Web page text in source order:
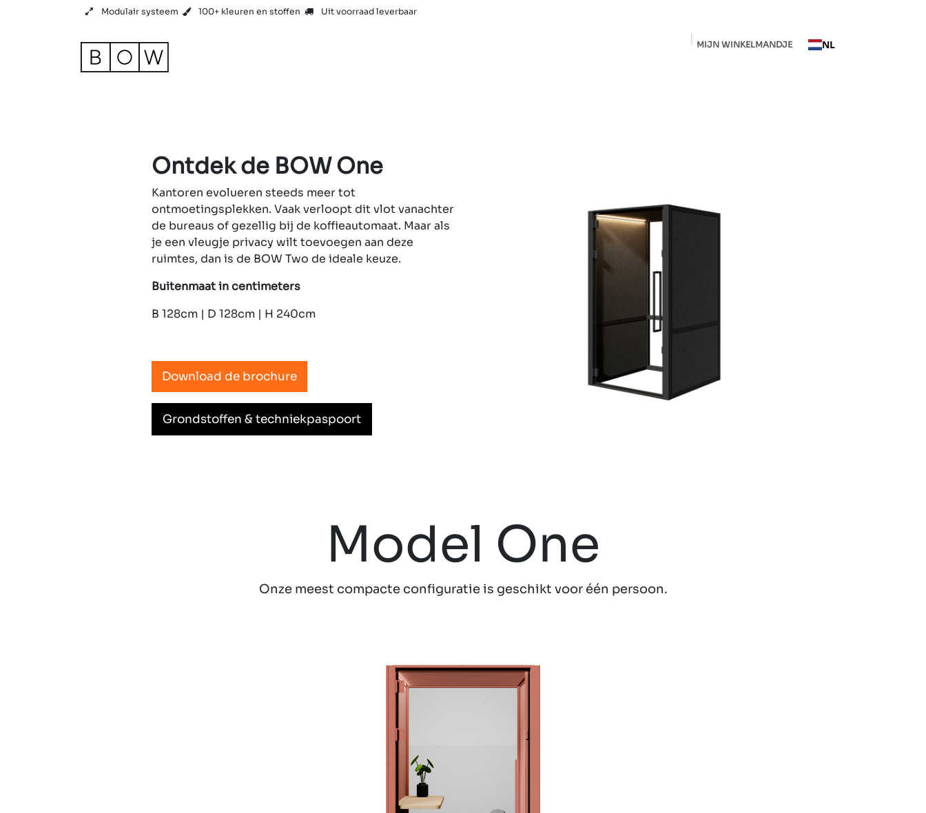
Overslaan naar inhoudModulair systeem 100+ kleuren en stoffen Uit voorraad leverbaar
MIJN WINKELMANDJE NL
Ontdek de BOW One
Kantoren evolueren steeds meer tot
ontmoetingsplekken. Vaak verloopt dit vlot vanachter
de bureaus of gezellig bij de koffieautomaat. Maar als
je een vleugje privacy wilt toevoegen aan deze
ruimtes, dan is de BOW Two de ideale keuze.
Buitenmaat in centimeters
B 128cm | D 128cm | H 240cm
Download de brochure
Grondstoffen & techniekpaspoort
Model One
Onze meest compacte configuratie is geschikt voor één persoon.